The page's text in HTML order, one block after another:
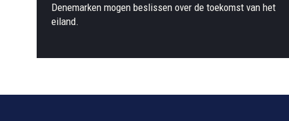
Denemarken mogen beslissen over de toekomst van het
eiland.